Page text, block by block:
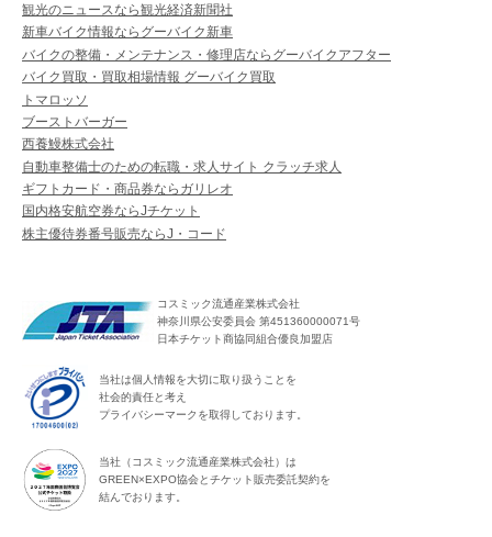
観光のニュースなら観光経済新聞社
新車バイク情報ならグーバイク新車
バイクの整備・メンテナンス・修理店ならグーバイクアフター
バイク買取・買取相場情報 グーバイク買取
トマロッソ
ブーストバーガー
西養鰻株式会社
自動車整備士のための転職・求人サイト クラッチ求人
ギフトカード・商品券ならガリレオ
国内格安航空券ならJチケット
株主優待券番号販売ならJ・コード
コスミック流通産業株式会社
神奈川県公安委員会 第451360000071号
日本チケット商協同組合優良加盟店
当社は個人情報を大切に取り扱うことを
社会的責任と考え
プライバシーマークを取得しております。
当社（コスミック流通産業株式会社）は
GREEN×EXPO協会とチケット販売委託契約を
結んでおります。